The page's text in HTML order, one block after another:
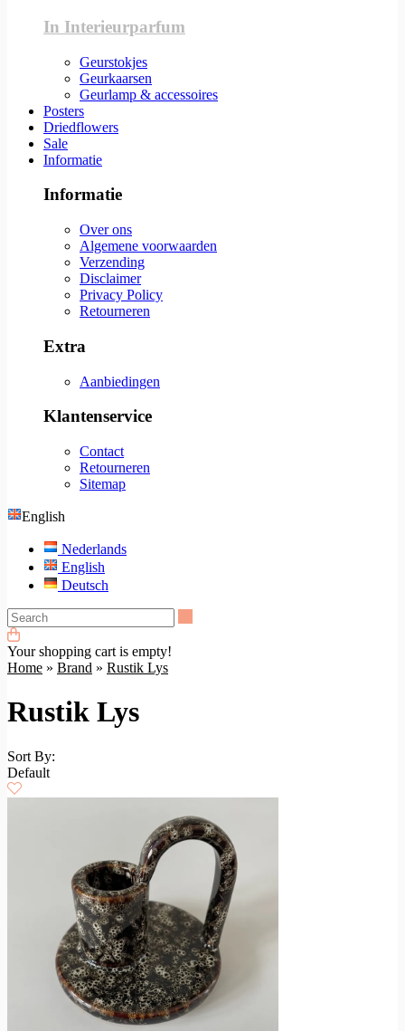
In Interieurparfum
Geurstokjes
Geurkaarsen
Geurlamp & accessoires
Posters
Driedflowers
Sale
Informatie
Informatie
Over ons
Algemene voorwaarden
Verzending
Disclaimer
Privacy Policy
Retourneren
Extra
Aanbiedingen
Klantenservice
Contact
Retourneren
Sitemap
English
Nederlands
English
Deutsch
Your shopping cart is empty!
Home » Brand » Rustik Lys
Rustik Lys
Sort By:
Default